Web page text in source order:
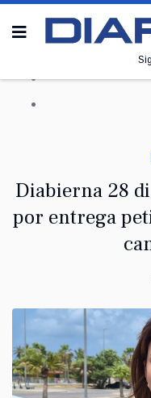
Diabierna 28
por entrega